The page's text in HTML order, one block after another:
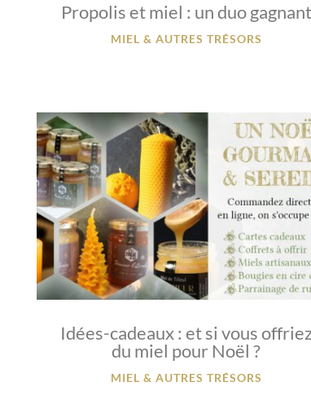
Propolis et miel : un duo gagnant
MIEL & AUTRES TRÉSORS
Idées-cadeaux : et si vous
du miel pour Noël ?
MIEL & AUTRES TRÉSORS